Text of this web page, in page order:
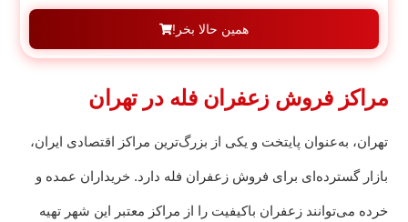
همین حالا بخر!
مراکز فروش زعفران فله در تهران
تهران، به‌عنوان پایتخت و یکی از بزرگ‌ترین مراکز اقتصادی ایران،
بازار گسترده‌ای برای فروش زعفران فله دارد. خریداران عمده و
خرده می‌توانند زعفران باکیفیت را از مراکز معتبر این شهر تهیه